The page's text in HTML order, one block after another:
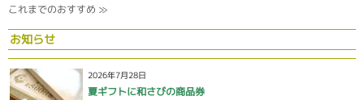
これまでのおすすめ ≫
お知らせ
2026年7月28日
夏ギフトに和さびの商品券